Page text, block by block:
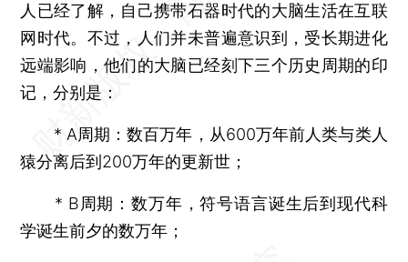
人已经了解，自己携带石器时代的大脑生活在互联
网时代。不过，人们并未普遍意识到，受长期进化
远端影响，他们的大脑已经刻下三个历史周期的印
记，分别是：
* A周期：数百万年，从600万年前人类与类人
猿分离后到200万年的更新世；
* B周期：数万年，符号语言诞生后到现代科
学诞生前夕的数万年；